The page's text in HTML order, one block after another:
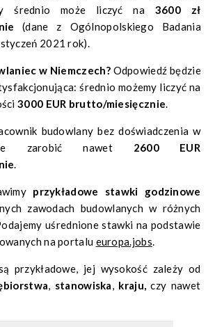
średnio może liczyć na 3600 zł
(dane z Ogólnopolskiego Badania
2021 rok).
w Niemczech?Odpowiedź będzie
średnio możemy liczyć na
3000 EUR brutto/miesięcznie.
budowlany bez doświadczenia w
zarobić nawet 2600 EUR
.
przykładowe stawki godzinowe
zawodach budowlanych w różnych
uśrednione stawki na podstawie
na portalu europa.jobs.
przykładowe, jej wysokość zależy od
, stanowiska, kraju, czy nawet